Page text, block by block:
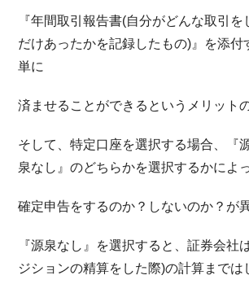
『年間取引報告書(自分がどんな取引
だけあったかを記録したもの)』を添付
単に
済ませることができるというメリット
そして、特定口座を選択する場合、『
泉なし』のどちらかを選択するかによっ
確定申告をするのか？しないのか？が
『源泉なし』を選択すると、証券会社
ジションの精算をした際)の計算までは